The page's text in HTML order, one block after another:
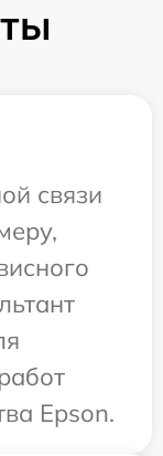
связи
Epson.